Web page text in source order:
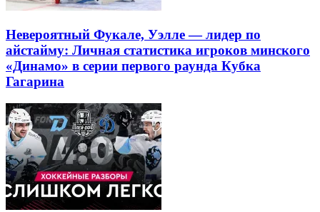
Невероятный Фукале, Уэлле — лидер по
айстайму: Личная статистика игроков минского
«Динамо» в серии первого раунда Кубка
Гагарина